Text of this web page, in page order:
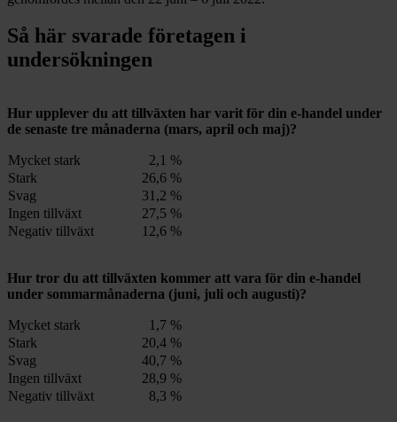
Så här svarade företagen i
undersökningen
Hur upplever du att tillväxten har varit för din e-handel under
de senaste tre månaderna (mars, april och maj)?
Mycket stark
2,1 %
Stark
26,6 %
Svag
31,2 %
Ingen tillväxt
27,5 %
Negativ tillväxt
12,6 %
Hur tror du att tillväxten kommer att vara för din e-handel
under sommarmånaderna (juni, juli och augusti)?
Mycket stark
1,7 %
Stark
20,4 %
Svag
40,7 %
Ingen tillväxt
28,9 %
Negativ tillväxt
8,3 %